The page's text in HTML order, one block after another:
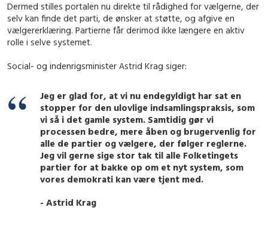
Dermed stilles portalen nu direkte til rådighed for vælgerne, der
selv kan finde det parti, de ønsker at støtte, og afgive en
vælgererklæring. Partierne får derimod ikke længere en aktiv
rolle i selve systemet.
Social- og indenrigsminister Astrid Krag siger:
Jeg er glad for, at vi nu endegyldigt har sat en
stopper for den ulovlige indsamlingspraksis, som
vi så i det gamle system. Samtidig gør vi
processen bedre, mere åben og brugervenlig for
alle de partier og vælgere, der følger reglerne.
Jeg vil gerne sige stor tak til alle Folketingets
partier for at bakke op om et nyt system, som
vores demokrati kan være tjent med.
- Astrid Krag